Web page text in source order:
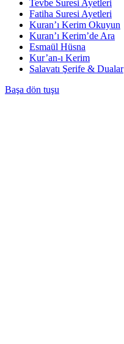
Tevbe Suresi Ayetleri
Fatiha Suresi Ayetleri
Kuran’ı Kerim Okuyun
Kuran’ı Kerim’de Ara
Esmaül Hüsna
Kur’an-ı Kerim
Salavatı Şerife & Dualar
Başa dön tuşu